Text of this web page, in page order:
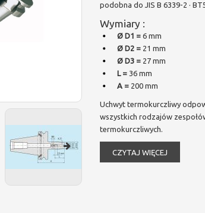
podobna do JIS B 6339-2 ·
Wymiary :
Ø D1 =6 mm
Ø D2 =21 mm
Ø D3 =27 mm
L =36 mm
A =200 mm
Uchwyt termokurczliwy
wszystkich rodzajów
termokurczliwych.
CZYTAJ WIĘCEJ